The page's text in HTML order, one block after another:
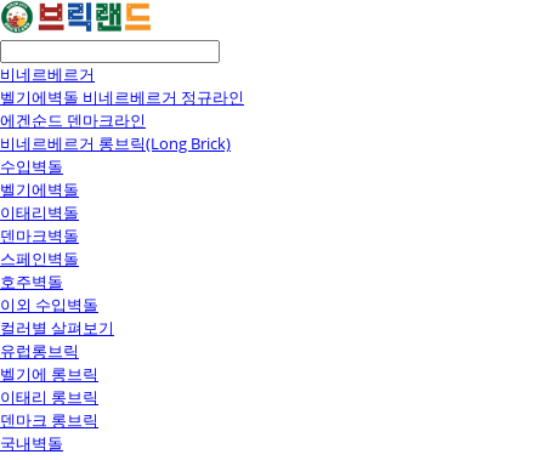
비네르베르거
벨기에벽돌 비네르베르거 정규라인
에겐순드 덴마크라인
비네르베르거 롱브릭(Long Brick)
수입벽돌
벨기에벽돌
이태리벽돌
덴마크벽돌
스페인벽돌
호주벽돌
이외 수입벽돌
컬러별 살펴보기
유럽롱브릭
벨기에 롱브릭
이태리 롱브릭
덴마크 롱브릭
국내벽돌